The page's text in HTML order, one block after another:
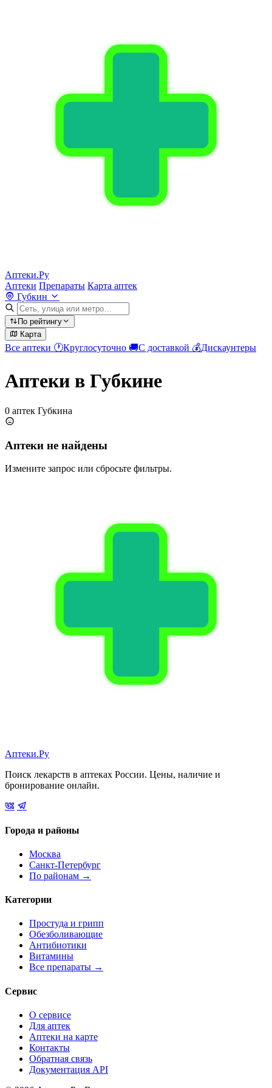
Аптеки.Ру
Аптеки Препараты Карта аптек
Губкин
По рейтингу
Карта
Все аптеки 🕐Круглосуточно 🚚С доставкой 💰Дискаунтеры
Аптеки в Губкине
0 аптек Губкина
Аптеки не найдены
Измените запрос или сбросьте фильтры.
Аптеки.Ру
Поиск лекарств в аптеках России. Цены, наличие и
бронирование онлайн.
Города и районы
Москва
Санкт-Петербург
По районам →
Категории
Простуда и грипп
Обезболивающие
Антибиотики
Витамины
Все препараты →
Сервис
О сервисе
Для аптек
Аптеки на карте
Контакты
Обратная связь
Документация API